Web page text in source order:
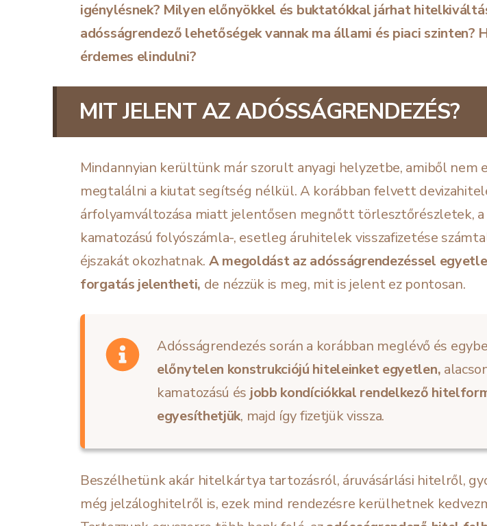
igénylésnek? Milyen előnyökkel és buktatókkal járhat
adósságrendező lehetőségek vannak ma állami és piaci szinten?
érdemes elindulni?
MIT JELENT AZ ADÓSSÁGRENDEZÉS?
Mindannyian kerültünk már szorult anyagi helyzetbe, amiből nem
megtalálni a kiutat segítség nélkül. A korábban felvett
árfolyamváltozása miatt jelentősen megnőtt törlesztőrészletek, a
kamatozású folyószámla-, esetleg áruhitelek visszafizetése
éjszakát okozhatnak. Amegoldástaz adósságrendezéssel
forgatás jelentheti, de nézzük is meg, mit is jelent ez pontosan.
Adósságrendezés során a korábban meglévő és
előnytelen konstrukciójú hiteleinket egyetlen,
kamatozású és jobb kondíciókkal rendelkező
egyesíthetjük, majd így fizetjük vissza.
Beszélhetünk akár hitelkártya tartozásról, áruvásárlási hitelről,
még jelzáloghitelről is, ezek mind rendezésre kerülhetnek